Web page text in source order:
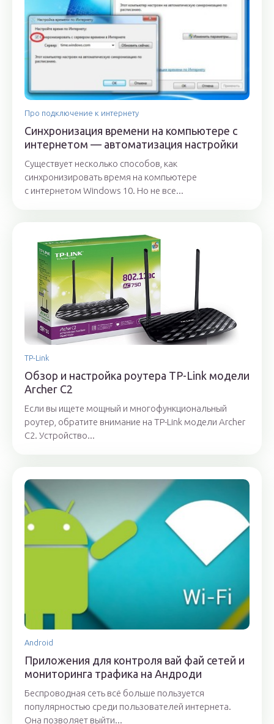
Про подключение к интернету
Синхронизация времени на компьютере с
интернетом — автоматизация настройки
Существует несколько способов, как
синхронизировать время на компьютере
с интернетом Windows 10. Но не все...
TP-Link
Обзор и настройка роутера TP-Link модели
Archer C2
Если вы ищете мощный и многофункциональный
роутер, обратите внимание на TP-Link модели Archer
C2. Устройство...
Android
Приложения для контроля вай фай сетей и
мониторинга трафика на Андроди
Беспроводная сеть всё больше пользуется
популярностью среди пользователей интернета.
Она позволяет выйти...